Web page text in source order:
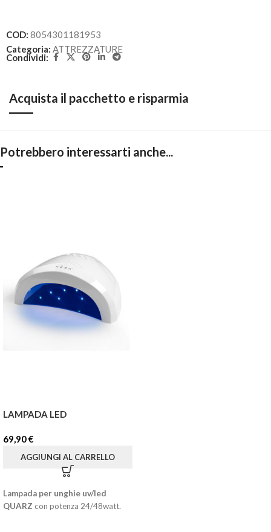
COD: 8054301181953
Categoria: ATTREZZATURE
Condividi:
Acquista il pacchetto e risparmia
Potrebbero interessarti anche...
LAMPADA LED
69,90€
AGGIUNGI AL CARRELLO
Lampada per unghie uv/led
QUARZ con potenza 24/48watt.